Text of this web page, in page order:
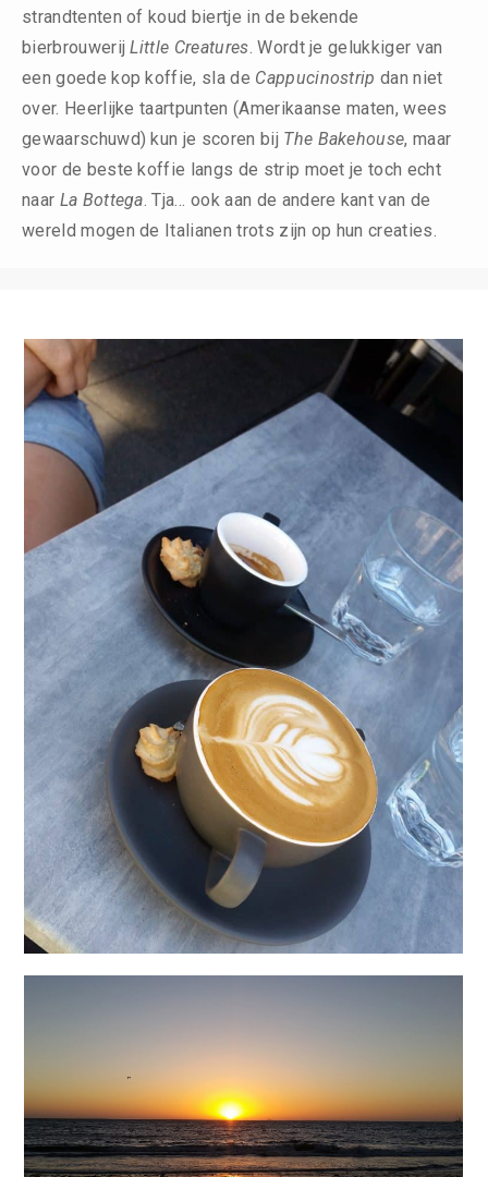
strandtenten of koud biertje in de bekende
bierbrouwerijLittle Creatures. Wordt je gelukkiger van
een goede kop koffie, sla de Cappucinostrip dan niet
over. Heerlijke taartpunten (Amerikaanse maten, wees
gewaarschuwd) kun je scoren bij The Bakehouse, maar
voor de beste koffie langs de strip moet je toch echt
naar La Bottega. Tja… ook aan de andere kant van de
wereld mogen de Italianen trots zijn op hun creaties.